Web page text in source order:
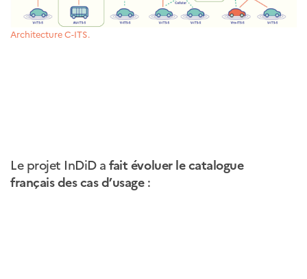
Architecture C-ITS.
Le projet InDiD afait évoluer le catalogue
français des cas d’usage: